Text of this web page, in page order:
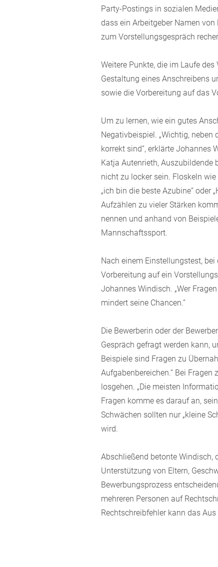
Party-Postings in sozialen
dass ein Arbeitgeber Namen
zum Vorstellungsgespräch
Weitere Punkte, die im Laufe
Gestaltung eines Anschreibens
sowie die Vorbereitung auf das
Um zu lernen, wie ein gutes
Negativbeispiel. „Wichtig, neben
korrekt sind“, erklärte Johannes
Katja Autenrieth, Auszubildende
nicht zu locker sein. Floskeln
„ich bin die beste Azubine“ oder
Aufzählen zu vieler Stärken
nennen und anhand von
Mannschaftssport.
Nach einem Einstellungstest,
Vorbereitung auf ein
Johannes Windisch. „Wer
mindert seine Chancen.“
Die Bewerberin oder der
Gespräch gefragt werden kann,
Beispiele sind Fragen zu
Aufgabenbereichen.“ Bei
losgehen. „Die meisten
Fragen komme es darauf an,
Schwächen sollten nur „kleine
wird.
Abschließend betonte Windisch,
Unterstützung von Eltern,
Bewerbungsprozess
mehreren Personen auf
Rechtschreibfehler kann das Aus